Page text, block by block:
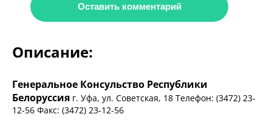
Оставить комментарий
Описание:
Генеральное Консульство Республики
Белоруссия г. Уфа, ул. Советская, 18 Телефон: (3472) 23-
12-56 Факс: (3472) 23-12-56